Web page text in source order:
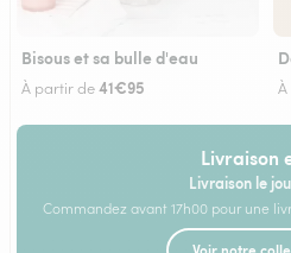
Bisous et sa bulle d'eau
À partir de41€95
Livraison
Livraison le
Commandez avant 17h00 pour une